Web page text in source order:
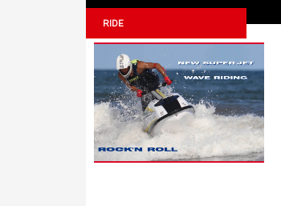
RIDE